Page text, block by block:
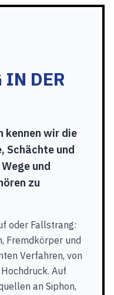
IN DER
kennen wir die
Schächte und
und
zu
oder Fallstrang:
Fremdkörper und
Verfahren, von
Auf
an Siphon,